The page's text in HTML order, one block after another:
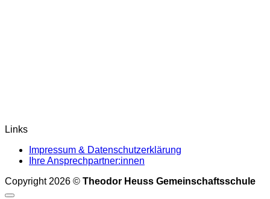
Links
Impressum & Datenschutzerklärung
Ihre Ansprechpartner:innen
Copyright 2026 © Theodor Heuss Gemeinschaftsschule